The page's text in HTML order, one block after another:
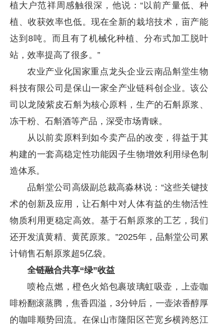
植大户范祥周感触很深，他说：“以前产量低、种
植、收获效率也低。现在全新的栽培技术，亩产能
达到8吨。而且有了机械化种植、分布式加工脱叶
站，效率提高了很多。”
农业产业化国家重点龙头企业云南品斛堂生物
科技有限公司是保山一家全产业链科创企业。该公
司以龙陵紫皮石斛为核心原料，生产的石斛原浆、
冻干粉、石斛酒等产品，深受市场青睐。
从以前卖原料到如今卖产品的改变，得益于其
构建的一套高稳定性功能因子生物增效利用绿色制
造体系。
品斛堂公司高级副总裁高淼林说：“这些关键技
术的创新及应用，让石斛中对人体有益的生物活性
物质利用更稳定高效。基于石斛原浆的工艺，我们
还开发滇黄精、黄芪原浆。”2025年，品斛堂公司累
计销售石斛原浆超5亿袋。
全链融合共享“绿”收益
喷枪点燃，橙色火焰包裹玻璃虹吸壶，上壶咖
啡粉翻滚蒸腾，焦香四溢，3分钟后，一壶浓香醇厚
的咖啡顺势回流。在保山市隆阳区芒宽乡横跨怒江